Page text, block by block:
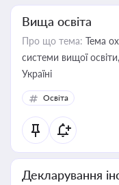
Вища освіта
Про що тема: Тема
системи вищої освіти,
Україні
Освіта
Декларування